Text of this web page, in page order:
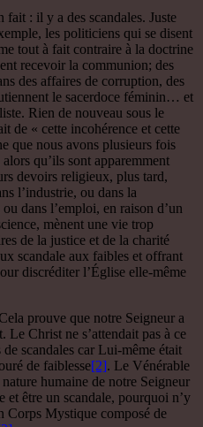
fait : il y a des scandales. Juste
les politiciens qui se disent
tout à fait contraire à la doctrine
recevoir la communion; des
des affaires de corruption, des
le sacerdoce féminin… et
Rien de nouveau sous le
de « cette incohérence et cette
que nous avons plusieurs fois
qu’ils sont apparemment
devoirs religieux, plus tard,
l’industrie, ou dans la
dans l’emploi, en raison d’un
mènent une vie trop
de la justice et de la charité
scandale aux faibles et offrant
discréditer l’Église elle-même
prouve que notre Seigneur a
Le Christ ne s’attendait pas à ce
scandales car Lui-même était
de faiblesse[2]. Le Vénérable
humaine de notre Seigneur
et être un scandale, pourquoi n’y
Corps Mystique composé de